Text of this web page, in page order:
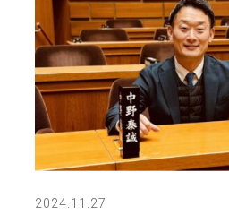
2024.11.27